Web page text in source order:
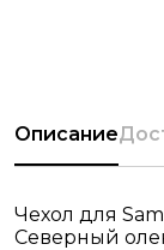
Описание
Чехол для
Северный